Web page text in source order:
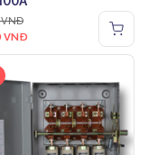
VNĐ
VNĐ